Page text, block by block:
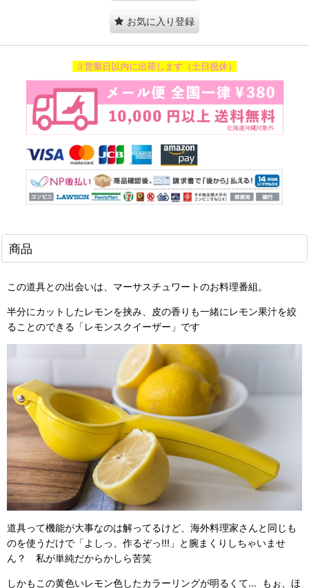
お気に入り登録
３営業日以内に出荷します（土日祝休）
商品
この道具との出会いは、マーサスチュワートのお料理番組。
半分にカットしたレモンを挟み、皮の香りも一緒にレモン果汁を絞
ることのできる「レモンスクイーザー」です
道具って機能が大事なのは解ってるけど、海外料理家さんと同じも
のを使うだけで「よしっ、作るぞっ!!!」と腕まくりしちゃいませ
ん？ 私が単純だからかしら苦笑
しかもこの黄色いレモン色したカラーリングが明るくて... もぉ、ほ